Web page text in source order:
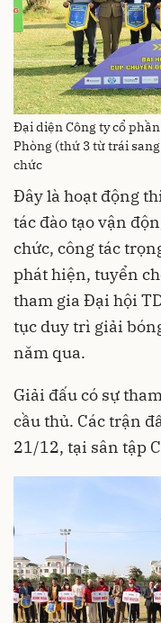
Đại diện Công ty cổ
Phòng (thứ 3 từ trái
chức
Đây là hoạt động
tác đào tạo vận
chức, công tác
phát hiện, tuyển
tham gia Đại hội
tục duy trì giải
năm qua.
Giải đấu có sự
cầu thủ. Các trận
21/12, tại sân tập